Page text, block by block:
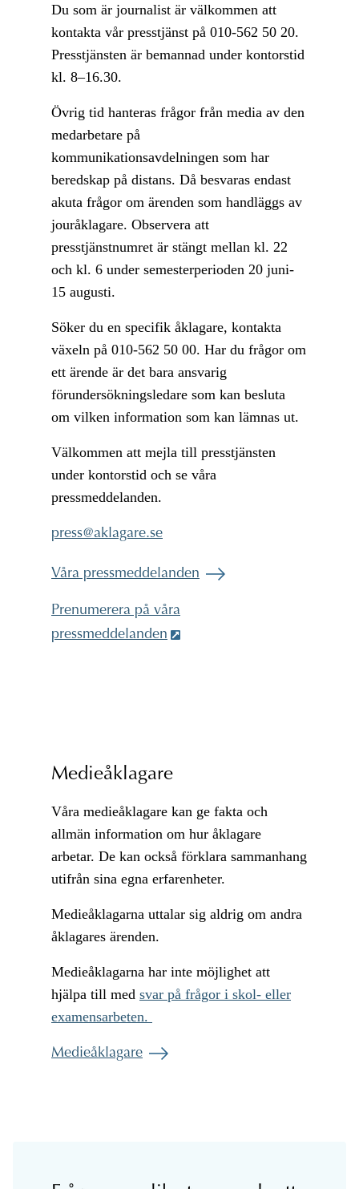
Du som är journalist är välkommen att
kontakta vår presstjänst på 010-562 50 20.
Presstjänsten är bemannad under kontorstid
kl. 8–16.30.
Övrig tid hanteras frågor från media av den
medarbetare på
kommunikationsavdelningen som har
beredskap på distans. Då besvaras endast
akuta frågor om ärenden som handläggs av
jouråklagare. Observera att
presstjänstnumret är stängt mellan kl. 22
och kl. 6 under semesterperioden 20 juni-
15 augusti.
Söker du en specifik åklagare, kontakta
växeln på 010-562 50 00. Har du frågor om
ett ärende är det bara ansvarig
förundersökningsledare som kan besluta
om vilken information som kan lämnas ut.
Välkommen att mejla till presstjänsten
under kontorstid och se våra
pressmeddelanden.
@
Våra pressmeddelanden
Prenumerera på våra
pressmeddelanden
Medieåklagare
Våra medieåklagare kan ge fakta och
allmän information om hur åklagare
arbetar. De kan också förklara sammanhang
utifrån sina egna erfarenheter.
Medieåklagarna uttalar sig aldrig om andra
åklagares ärenden.
Medieåklagarna har inte möjlighet att
hjälpa till med svar på frågor i skol- eller
examensarbeten.
Medieåklagare